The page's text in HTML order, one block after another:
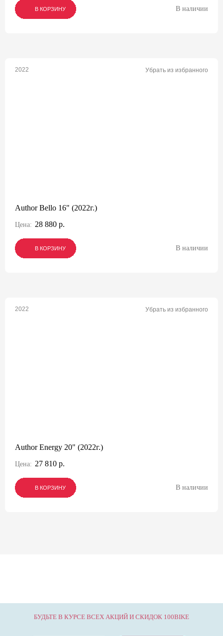
В КОРЗИНУ
В КОРЗИНУ
В КОРЗИНУ В наличии
2022 Убрать из избранного
Author Bello 16" (2022г.)
Цена: 28 880 р.
В КОРЗИНУ
В КОРЗИНУ
В КОРЗИНУ В наличии
2022 Убрать из избранного
Author Energy 20" (2022г.)
Цена: 27 810 р.
В КОРЗИНУ
В КОРЗИНУ
В КОРЗИНУ В наличии
БУДЬТЕ В КУРСЕ ВСЕХ АКЦИЙ И СКИДОК 100BIKE